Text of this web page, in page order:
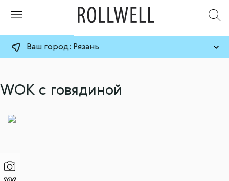
Ваш город: Рязань
WOK с говядиной